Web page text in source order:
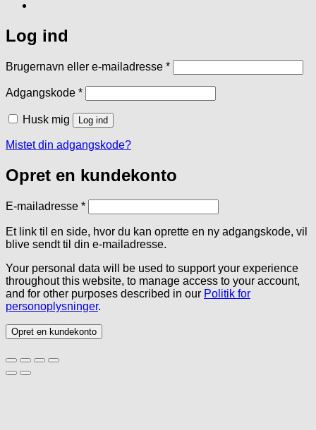
Log ind
Brugernavn eller e-mailadresse *Påkrævet
Adgangskode *Påkrævet
Husk mig Log ind
Mistet din adgangskode?
Opret en kundekonto
E-mailadresse *Påkrævet
Et link til en side, hvor du kan oprette en ny adgangskode, vil
blive sendt til din e-mailadresse.
Your personal data will be used to support your experience
throughout this website, to manage access to your account,
and for other purposes described in our Politik for
personoplysninger.
Opret en kundekonto